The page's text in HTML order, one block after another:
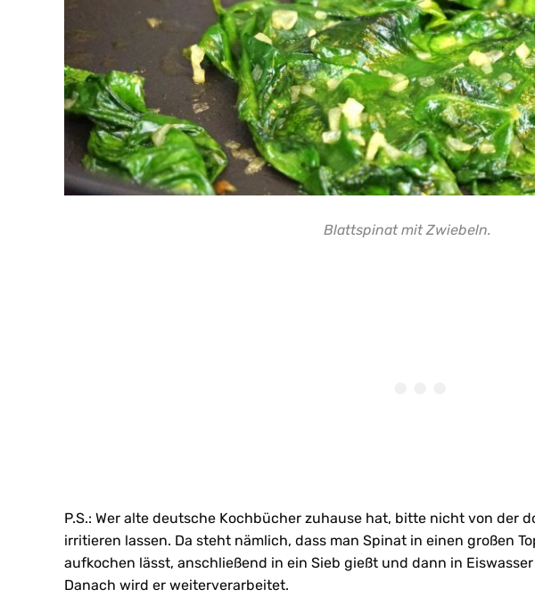
Blattspinat mit Zwiebeln.
P.S.: Wer alte deutsche Kochbücher zuhause hat, bitte nicht von der
irritieren lassen. Da steht nämlich, dass man Spinat in einen großen
aufkochen lässt, anschließend in ein Sieb gießt und dann in
Danach wird er weiterverarbeitet.